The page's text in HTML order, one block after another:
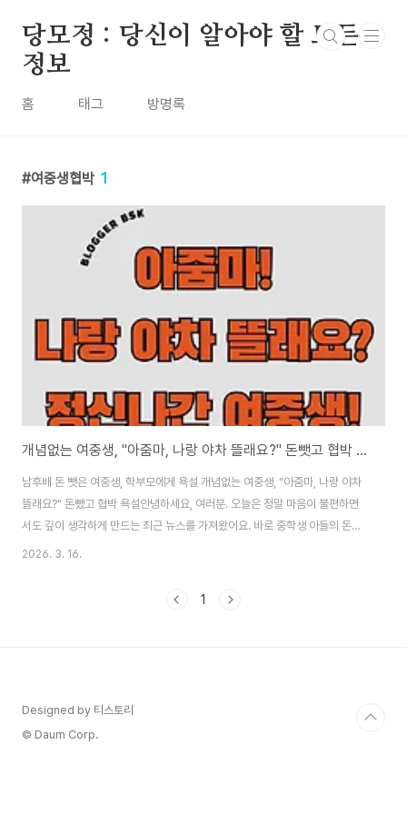
당모정 : 당신이 알아야 할 모든
정보
홈 태그 방명록
여중생협박 1
개념없는 여중생, "아줌마, 나랑 야차 뜰래요?" 돈뺏고 협박 욕설
남후배 돈 뺏은 여중생, 학부모에게 욕설 개념없는 여중생, "아줌마, 나랑 야차
뜰래요?" 돈뺐고 협박 욕설안녕하세요, 여러분. 오늘은 정말 마음이 불편하면
서도 깊이 생각하게 만드는 최근 뉴스를 가져왔어요. 바로 중학생 아들의 돈을
빌려간 여중생이 학부모에게 보낸 충격적인 메시지 사건입니다. 아들 돈 뺏은
되면서 부모님들 사이에서 큰 충격을 주고 있죠.이 사건은 단순히 돈을 안 갚는
2026. 3. 16.
1
Designed by 티스토리
© Daum Corp.